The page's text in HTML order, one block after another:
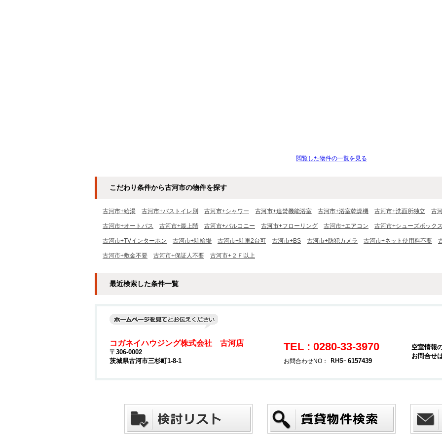
閲覧した物件の一覧を見る
こだわり条件から古河市の物件を探す
古河市+給湯 古河市+バストイレ別 古河市+シャワー 古河市+追焚機能浴室 古河市+浴室乾燥機 古河市+洗面所独立 古
古河市+オートバス 古河市+最上階 古河市+バルコニー 古河市+フローリング 古河市+エアコン 古河市+シューズボックス
古河市+TVインターホン 古河市+駐輪場 古河市+駐車2台可 古河市+BS 古河市+防犯カメラ 古河市+ネット使用料不要
古河市+敷金不要 古河市+保証人不要 古河市+２Ｆ以上
最近検索した条件一覧
コガネイハウジング株式会社 古河店
〒306-0002
茨城県古河市三杉町1-8-1
TEL : 0280-33-3970
お問合わせNO： 6157439
空室情報
お問合せ